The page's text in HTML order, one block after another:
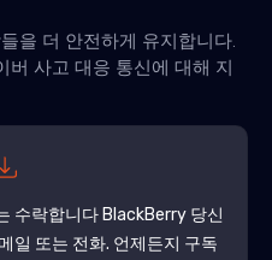
을 더 안전하게 유지합니다.
버 사고 대응 통신에 대해 지
수락합니다 BlackBerry당신
일 또는 전화. 언제든지 구독